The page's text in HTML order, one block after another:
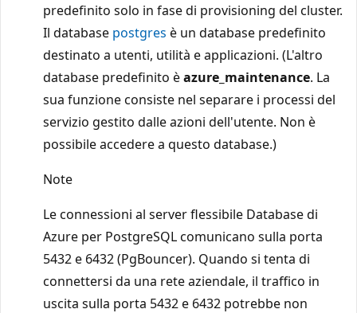
predefinito solo in fase di provisioning del cluster.
Il database postgres è un database predefinito
destinato a utenti, utilità e applicazioni. (L'altro
database predefinito èazure_maintenance. La
sua funzione consiste nel separare i processi del
servizio gestito dalle azioni dell'utente. Non è
possibile accedere a questo database.)
Note
Le connessioni al server flessibile Database di
Azure per PostgreSQL comunicano sulla porta
5432 e 6432 (PgBouncer). Quando si tenta di
connettersi da una rete aziendale, il traffico in
uscita sulla porta 5432 e 6432 potrebbe non